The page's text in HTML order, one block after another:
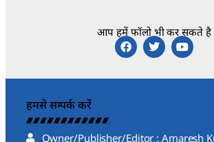
आप हमें फॉलो भी कर सकते है
हमसे सम्पर्क करें
Owner/Publisher/Editor : Amaresh